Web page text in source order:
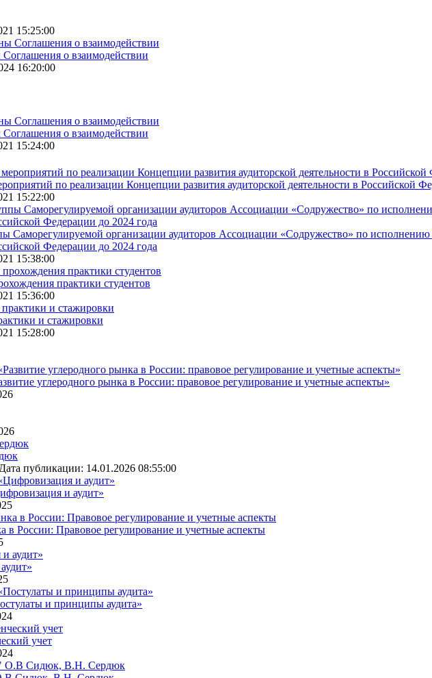
15:25:00
о взаимодействии
16:20:00
о взаимодействии
15:24:00
по реализации Концепции развития аудиторской деятельности в Российской
15:22:00
организации аудиторов Ассоциации «Содружество» по
Федерации до 2024 года
15:38:00
практики студентов
15:36:00
и стажировки
15:28:00
углеродного рынка в России: правовое регулирование и учетные аспекты»
Дата публикации: 14.01.2026 08:55:00
и аудит»
в России: Правовое регулирование и учетные аспекты
и принципы аудита»
учет